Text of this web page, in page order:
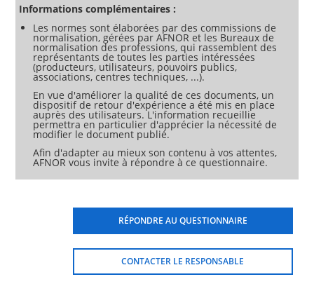
Informations complémentaires :
Les normes sont élaborées par des commissions de
normalisation, gérées par AFNOR et les Bureaux de
normalisation des professions, qui rassemblent des
représentants de toutes les parties intéressées
(producteurs, utilisateurs, pouvoirs publics,
associations, centres techniques, ...).
En vue d'améliorer la qualité de ces documents, un
dispositif de retour d'expérience a été mis en place
auprès des utilisateurs. L'information recueillie
permettra en particulier d'apprécier la nécessité de
modifier le document publié.
Afin d'adapter au mieux son contenu à vos attentes,
AFNOR vous invite à répondre à ce questionnaire.
RÉPONDRE AU QUESTIONNAIRE
CONTACTER LE RESPONSABLE